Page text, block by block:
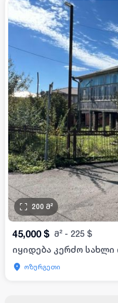
200 მ²
45,000 $ მ² - 225 $
იყიდება კერძო
ოზურგეთი